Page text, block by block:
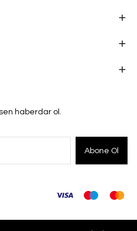
haberdar ol.
Abone Ol